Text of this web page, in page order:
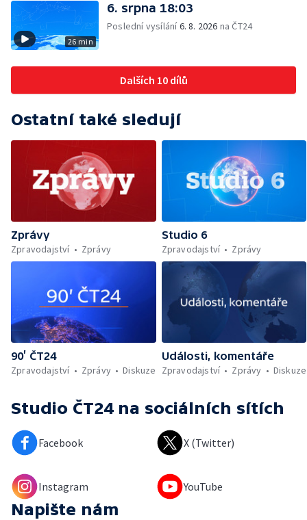
26 min
6. srpna 18:03
Poslední vysílání6. 8. 2026 na ČT24
Dalších 10 dílů
Ostatní také sledují
Zprávy
Zpravodajství
Zprávy
Studio 6
Zpravodajství
Zprávy
90’ ČT24
Zpravodajství
Zprávy Diskuze
Události, komentáře
Zpravodajství
Zprávy Diskuze
Studio ČT24 na sociálních sítích
Facebook X (Twitter)
Instagram YouTube
Napište nám